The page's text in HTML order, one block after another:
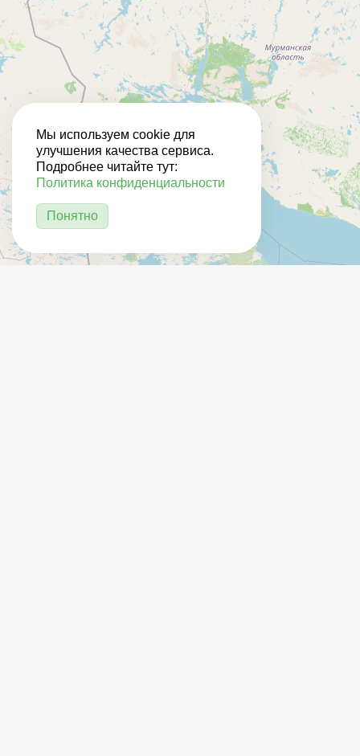
Мы используем cookie для
улучшения качества сервиса.
Подробнее читайте тут:
Политика конфиденциальности
Понятно